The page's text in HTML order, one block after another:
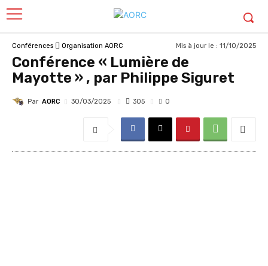
Conférences Organisation AORC Mis à jour le : 11/10/2025
Conférence « Lumière de
Mayotte » , par Philippe Siguret
Par AORC 30/03/2025 305 0